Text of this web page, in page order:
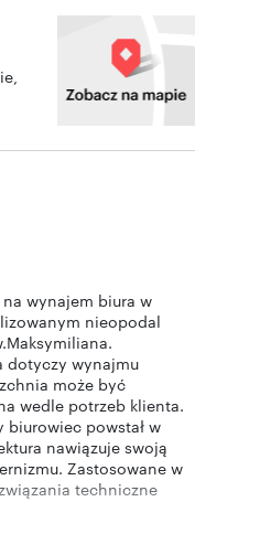
na wynajem biura w
nieopodal
dotyczy wynajmu
może być
wedle potrzeb klienta.
powstał w
nawiązuje swoją
Zastosowane w
techniczne